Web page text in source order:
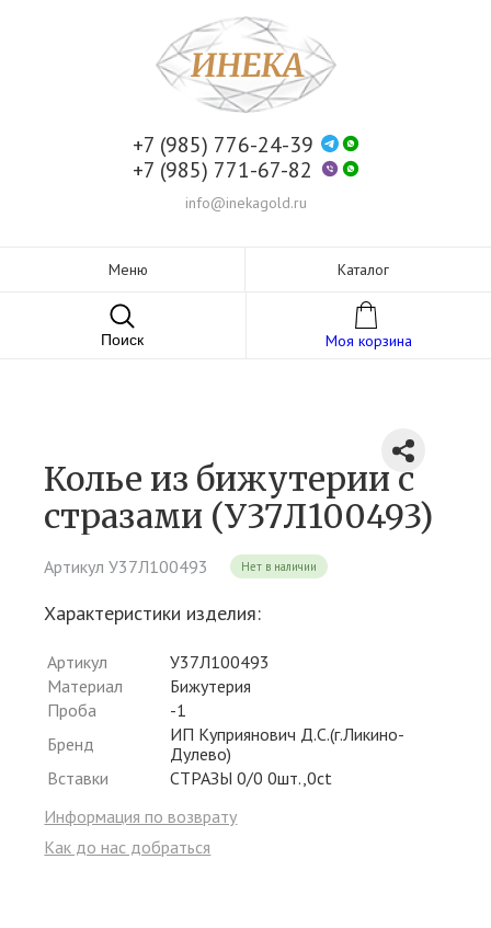
+7 (985) 776-24-39
+7 (985) 771-67-82
info@inekagold.ru
Меню Каталог
Поиск Моя корзина
Колье из бижутерии c
стразами (У37Л100493)
Артикул У37Л100493 Нет в наличии
Характеристики изделия:
Артикул
У37Л100493
Материал
Бижутерия
Проба
-1
Бренд
ИП Куприянович Д.С.(г.Ликино-
Дулево)
Вставки
СТРАЗЫ 0/0 0шт.,0ct
Информация по возврату
Как до нас добраться